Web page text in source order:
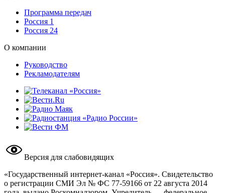
Программа передач
Россия 1
Россия 24
О компании
Руководство
Рекламодателям
Версия для слабовидящих
«Государственный интернет-канал «Россия». Свидетельство
о регистрации СМИ Эл № ФС 77-59166 от 22 августа 2014